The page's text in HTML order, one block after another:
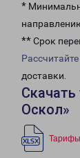
*
** Срок
доставки.
Оскол»
Тарифы